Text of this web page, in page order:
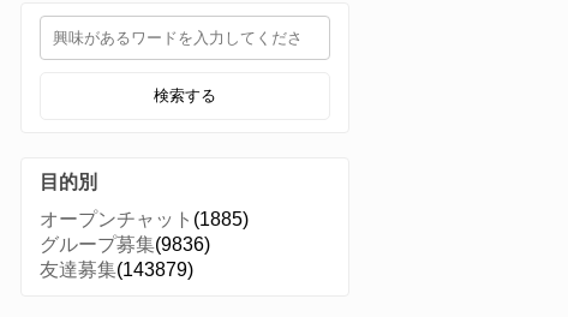
検索する
目的別
オープンチャット (1885)
グループ募集(9836)
友達募集(143879)